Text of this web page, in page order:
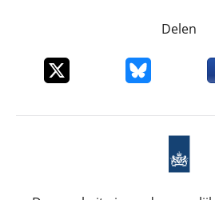
Delen
Deel dit item op XDeel dit item